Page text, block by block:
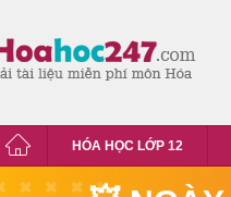
HÓA HỌC LỚP 12